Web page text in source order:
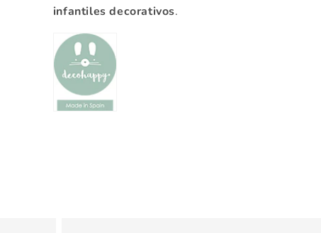
infantiles decorativos.